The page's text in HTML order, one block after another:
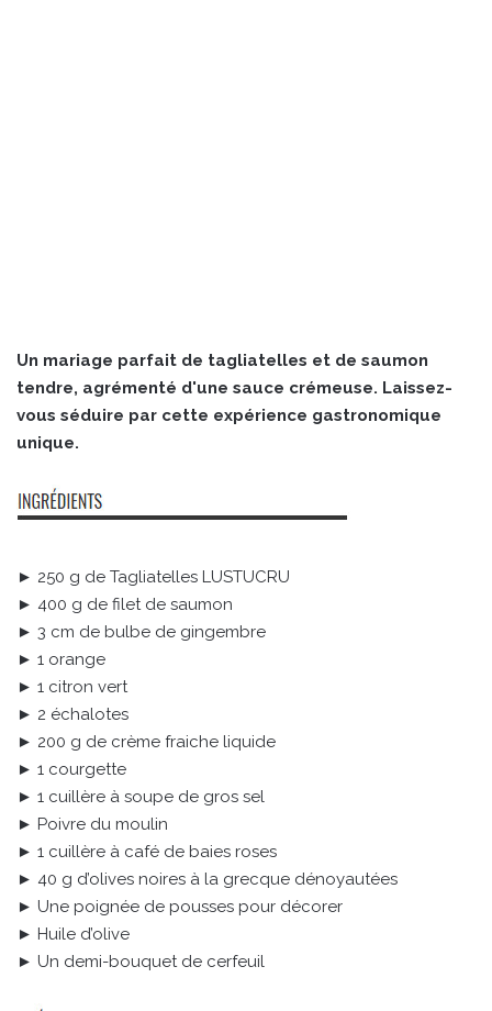
Un mariage parfait de tagliatelles et de saumon
tendre, agrémenté d'une sauce crémeuse. Laissez-
vous séduire par cette expérience gastronomique
unique.
► 250 g de Tagliatelles LUSTUCRU
► 400 g de filet de saumon
► 3 cm de bulbe de gingembre
► 1 orange
► 1 citron vert
► 2 échalotes
► 200 g de crème fraiche liquide
► 1 courgette
► 1 cuillère à soupe de gros sel
► Poivre du moulin
► 1 cuillère à café de baies roses
► 40 g d’olives noires à la grecque dénoyautées
► Une poignée de pousses pour décorer
► Huile d’olive
► Un demi-bouquet de cerfeuil